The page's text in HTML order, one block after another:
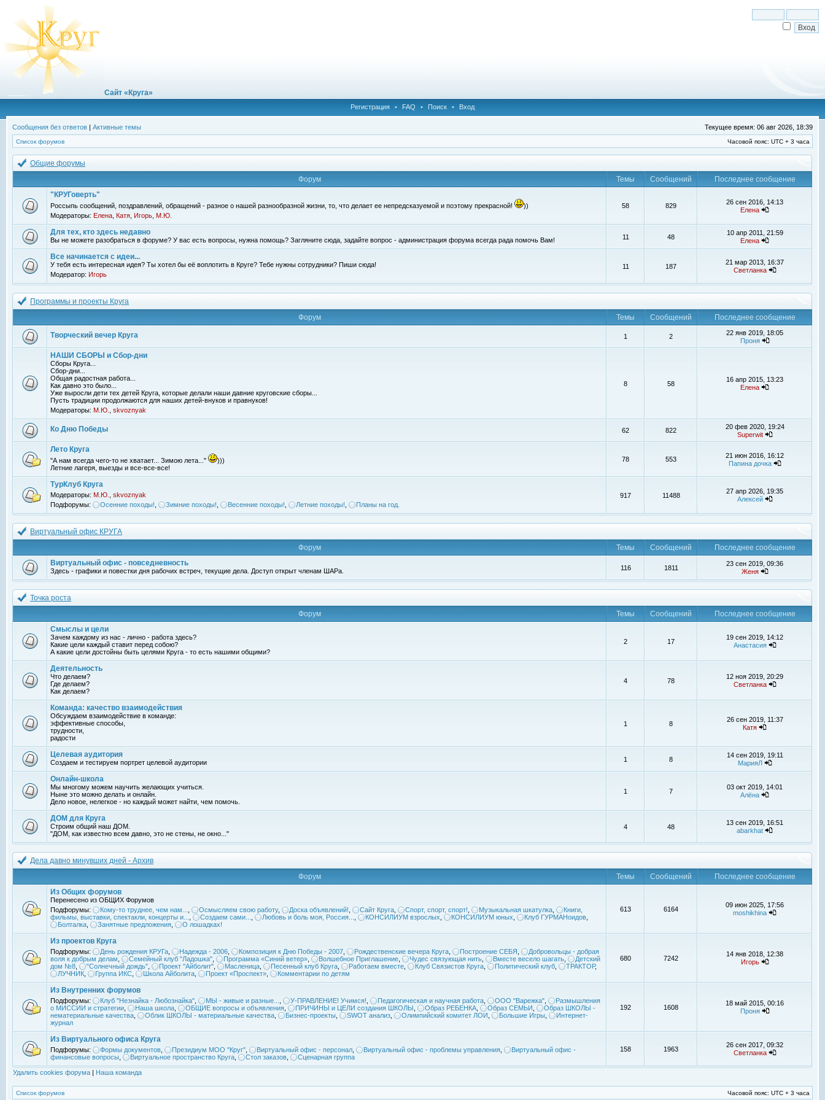
Сайт «Круга»
Регистрация • FAQ • Поиск • Вход
Сообщения без ответов | Активные темы Текущее время: 06 авг 2026, 18:39
Список форумов Часовой пояс: UTC + 3 часа
Общие форумы
Форум
Темы Сообщений
Последнее сообщение
"КРУГоверть"
Россыпь сообщений, поздравлений, обращений - разное о нашей разнообразной жизни, то, что делает ее непредсказуемой и поэтому прекрасной!
))
Модераторы: Елена Катя Игорь М.Ю.
58 829
26 сен 2016, 14:13
Елена
Для тех, кто здесь недавно
Вы не можете разобраться в форуме? У вас есть вопросы, нужна помощь? Загляните сюда, задайте вопрос - администрация форума всегда рада помочь Вам! 11 48
10 апр 2011, 21:59
Елена
Все начинается с идеи...
У тебя есть интересная идея? Ты хотел бы её воплотить в Круге? Тебе нужны сотрудники? Пиши сюда!
Модератор: Игорь
11 187
21 мар 2013, 16:37
Светланка
Программы и проекты Круга
Форум
Темы Сообщений Последнее сообщение
Творческий вечер Круга 1 2
22 янв 2019, 18:05
Проня
НАШИ СБОРЫ и Сбор-дни
Сборы Круга...
Сбор-дни...
Общая радостная работа...
Как давно это было...
Уже выросли дети тех детей Круга, которые делали наши давние круговские сборы...
Пусть традиции продолжаются для наших детей-внуков и правнуков!
Модераторы: М.Ю. skvoznyak
8 58
16 апр 2015, 13:23
Елена
Ко Дню Победы 62 822
20 фев 2020, 19:24
Superwit
Лето Круга
"А нам всегда чего-то не хватает... Зимою лета..."
)))
Летние лагеря, выезды и все-все-все!
78 553
21 июн 2016, 16:12
Папина дочка
ТурКлуб Круга
Модераторы: М.Ю.
skvoznyak
Подфорумы:
Осенние походы! Зимние походы! Весенние походы! Летние походы! Планы на год.
917 11488
27 апр 2026, 19:35
Алексей
Виртуальный офис КРУГА
Форум
Темы Сообщений
Последнее сообщение
Виртуальный офис - повседневность
Здесь - графики и повестки дня рабочих встреч, текущие дела. Доступ открыт членам ШАРа. 116 1811
23 сен 2019, 09:36
Женя
Точка роста
Форум
Темы Сообщений
Последнее сообщение
Смыслы и цели
Зачем каждому из нас - лично - работа здесь?
Какие цели каждый ставит перед собою?
А какие цели достойны быть целями Круга - то есть нашими общими?
2 17
19 сен 2019, 14:12
Анастасия
Деятельность
Что делаем?
Где делаем?
Как делаем?
4 78
12 ноя 2019, 20:29
Светланка
Команда: качество взаимодействия
Обсуждаем взаимодействие в команде:
эффективные способы,
трудности,
радости
1 8
26 сен 2019, 11:37
Катя
Целевая аудитория
Создаем и тестируем портрет целевой аудитории 1 8
14 сен 2019, 19:11
МарияЛ
Онлайн-школа
Мы многому можем научить желающих учиться.
Ныне это можно делать и онлайн.
Дело новое, нелегкое - но каждый может найти, чем помочь.
1 7
03 окт 2019, 14:01
Алёна
ДОМ для Круга
Строим общий наш ДОМ.
"ДОМ, как известно всем давно, это не стены, не окно..."
4 48
13 сен 2019, 16:51
abarkhat
Дела давно минувших дней - Архив
Форум
Темы Сообщений
Последнее сообщение
Из Общих форумов
Перенесено из ОБЩИХ Форумов
Подфорумы:
Кому-то труднее, чем нам... Осмысляем свою работу, Доска объявлений! Сайт Круга Спорт, спорт, спорт! Музыкальная шкатулка
Книги,
фильмы, выставки, спектакли, концерты и...
Создаем сами... Любовь и боль моя, Россия... КОНСИЛИУМ взрослых КОНСИЛИУМ юных Клуб ГУРМАНоидов
Болталка
Занятные предложения О лошадках!
613 6164
09 июн 2025, 17:56
moshikhina
Из проектов Круга
Подфорумы: День рождения КРУГа Надежда - 2006 Композиция к Дню Победы - 2007 Рождественские вечера Круга Построение СЕБЯ
Добровольцы - добрая
воля к добрым делам
Семейный клуб "Ладошка" Программа «Синий ветер» Волшебное Приглашение Чудес связующая нить Вместе весело шагать
Детский
дом №8
"Солнечный дождь" Проект "Айболит" Масленица Песенный клуб Круга Работаем вместе Клуб Связистов Круга Политический клуб ТРАКТОР,
ЛУЧНИК
Группа ИКС Школа Айболита Проект «Проспект» Комментарии по детям
680 7242
14 янв 2018, 12:38
Игорь
Из Внутренних форумов
Подфорумы: Клуб "Незнайка - Любознайка" МЫ - живые и разные... У-ПРАВЛЕНИЕ! Учимся! Педагогическая и научная работа ООО "Варежка"
Размышления
о МИССИИ и стратегии
Наша школа ОБЩИЕ вопросы и объявления ПРИЧИНЫ и ЦЕЛИ создания ШКОЛЫ Образ РЕБЕНКА Образ СЕМЬИ
Образ ШКОЛЫ -
нематериальные качества
Облик ШКОЛЫ - материальные качества Бизнес-проекты SWOT анализ Олимпийский комитет ЛОИ Большие Игры
Интернет-
журнал
192 1608
18 май 2015, 00:16
Проня
Из Виртуального офиса Круга
Подфорумы: Формы документов Президиум МОО "Круг" Виртуальный офис - персонал Виртуальный офис - проблемы управления
Виртуальный офис -
финансовые вопросы
Виртуальное пространство Круга Стол заказов Сценарная группа
158 1963
26 сен 2017, 09:32
Светланка
Удалить cookies форума | Наша команда
Список форумов Часовой пояс: UTC + 3 часа